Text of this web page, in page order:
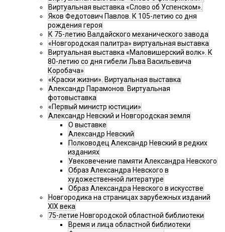
Виртуальная выставка «Слово об Успенском».
Яков Федотович Павлов. К 105-летию со дня
рождения героя
К 75-летию Валдайского механического завода
«Новгородская палитра» виртуальная выставка
Виртуальная выставка «Маловишерский волк». К
80-летию со дня гибели Льва Васильевича
Коробача»
«Краски жизни». Виртуальная выставка
Александр Парамонов. Виртуальная
фотовыставка
«Первый министр юстиции»
Александр Невский и Новгородская земля
О выставке
Александр Невский
Полководец Александр Невский в редких
изданиях
Увековечение памяти Александра Невского
Образ Александра Невского в
художественной литературе
Образ Александра Невского в искусстве
Новгородика на страницах зарубежных изданий
XIX века
75-летие Новгородской областной библиотеки
Время и лица областной библиотеки